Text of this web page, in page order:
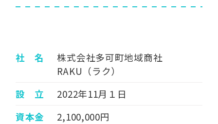
社 名
株式会社多可町地域商社
RAKU（ラク）
設 立
2022年11月１日
資本金
2,100,000円